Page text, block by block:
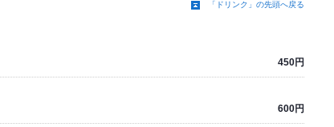
「ドリンク」の先頭へ戻る
450円
600円